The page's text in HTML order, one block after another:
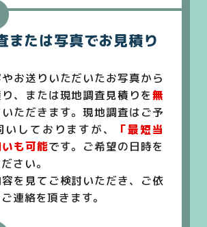
または写真でお見積り
お送りいただいたお写真から
、または現地調査見積りを無
ただきます。現地調査はご予
しておりますが、
「最短当
も可能です。ご希望の日時を
さい。
を見てご検討いただき、ご依
連絡を頂きます。